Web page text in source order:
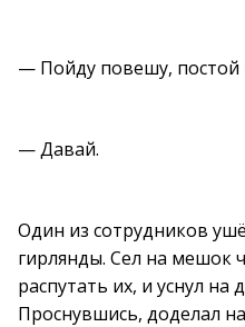
— Пойду повешу, постой
— Давай.
Один из сотрудников
гирлянды. Сел на мешок
распутать их, и уснул на
Проснувшись, доделал